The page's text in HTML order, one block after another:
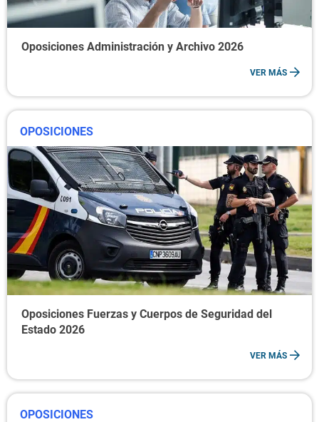
Oposiciones Administración y Archivo 2026
VER MÁS
OPOSICIONES
Oposiciones Fuerzas y Cuerpos de Seguridad del
Estado 2026
VER MÁS
OPOSICIONES